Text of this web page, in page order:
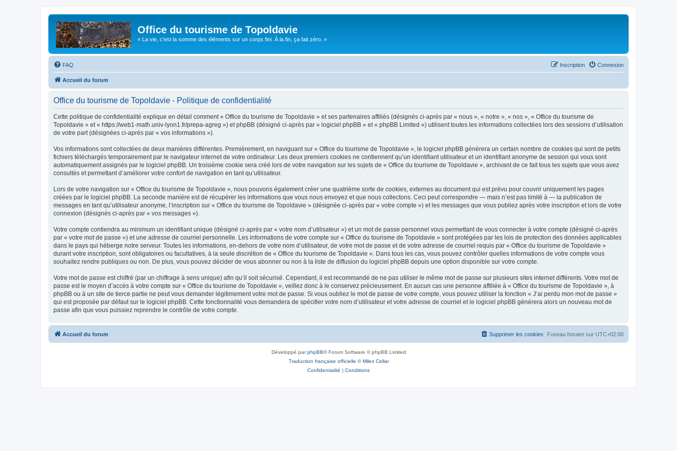
Office du tourisme de Topoldavie
« La vie, c'est la somme des éléments sur un corps fini. À la fin, ça fait zéro. »
FAQ Connexion
Inscription
Accueil du forum
Office du tourisme de Topoldavie - Politique de confidentialité
Cette politique de confidentialité explique en détail comment « Office du tourisme de Topoldavie » et ses partenaires affiliés (désignés ci-après par « nous », « notre », « nos », « Office du tourisme de
Topoldavie » et « https://web1-math.univ-lyon1.fr/prepa-agreg ») et phpBB (désigné ci-après par « logiciel phpBB » et « phpBB Limited ») utilisent toutes les informations collectées lors des sessions d’utilisation
de votre part (désignées ci-après par « vos informations »).
Vos informations sont collectées de deux manières différentes. Premièrement, en naviguant sur « Office du tourisme de Topoldavie », le logiciel phpBB génèrera un certain nombre de cookies qui sont de petits
fichiers téléchargés temporairement par le navigateur internet de votre ordinateur. Les deux premiers cookies ne contiennent qu’un identifiant utilisateur et un identifiant anonyme de session qui vous sont
automatiquement assignés par le logiciel phpBB. Un troisième cookie sera créé lors de votre navigation sur les sujets de « Office du tourisme de Topoldavie », archivant de ce fait tous les sujets que vous avez
consultés et permettant d’améliorer votre confort de navigation en tant qu’utilisateur.
Lors de votre navigation sur « Office du tourisme de Topoldavie », nous pouvons également créer une quatrième sorte de cookies, externes au document qui est prévu pour couvrir uniquement les pages
créées par le logiciel phpBB. La seconde manière est de récupérer les informations que vous nous envoyez et que nous collectons. Ceci peut correspondre — mais n’est pas limité à — la publication de
messages en tant qu’utilisateur anonyme, l’inscription sur « Office du tourisme de Topoldavie » (désignée ci-après par « votre compte ») et les messages que vous publiez après votre inscription et lors de votre
connexion (désignés ci-après par « vos messages »).
Votre compte contiendra au minimum un identifiant unique (désigné ci-après par « votre nom d’utilisateur ») et un mot de passe personnel vous permettant de vous connecter à votre compte (désigné ci-après
par « votre mot de passe ») et une adresse de courriel personnelle. Les informations de votre compte sur « Office du tourisme de Topoldavie » sont protégées par les lois de protection des données applicables
dans le pays qui héberge notre serveur. Toutes les informations, en-dehors de votre nom d’utilisateur, de votre mot de passe et de votre adresse de courriel requis par « Office du tourisme de Topoldavie »
durant votre inscription, sont obligatoires ou facultatives, à la seule discrétion de « Office du tourisme de Topoldavie ». Dans tous les cas, vous pouvez contrôler quelles informations de votre compte vous
souhaitez rendre publiques ou non. De plus, vous pouvez décider de vous abonner ou non à la liste de diffusion du logiciel phpBB depuis une option disponible sur votre compte.
Votre mot de passe est chiffré (par un chiffrage à sens unique) afin qu’il soit sécurisé. Cependant, il est recommandé de ne pas utiliser le même mot de passe sur plusieurs sites internet différents. Votre mot de
passe est le moyen d’accès à votre compte sur « Office du tourisme de Topoldavie », veillez donc à le conservez précieusement. En aucun cas une personne affiliée à « Office du tourisme de Topoldavie », à
phpBB ou à un site de tierce partie ne peut vous demander légitimement votre mot de passe. Si vous oubliez le mot de passe de votre compte, vous pouvez utiliser la fonction « J’ai perdu mon mot de passe »
qui est proposée par défaut sur le logiciel phpBB. Cette fonctionnalité vous demandera de spécifier votre nom d’utilisateur et votre adresse de courriel et le logiciel phpBB générera alors un nouveau mot de
passe afin que vous puissiez reprendre le contrôle de votre compte.
Accueil du forum Fuseau horaire sur UTC+02:00
Supprimer les cookies
Développé parphpBB® Forum Software © phpBB Limited
Traduction française officielle ©Miles Cellar
Confidentialité | Conditions